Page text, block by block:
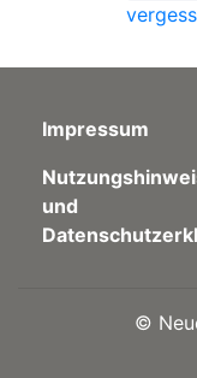
Paper
App
Impressum
und
©